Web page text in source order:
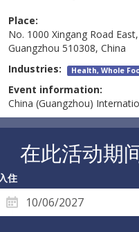
Place:
No. 1000 Xingang Road
Guangzhou 510308, China
Industries: Health, Whole
Event information:
China (Guangzhou)
在此活动期
住